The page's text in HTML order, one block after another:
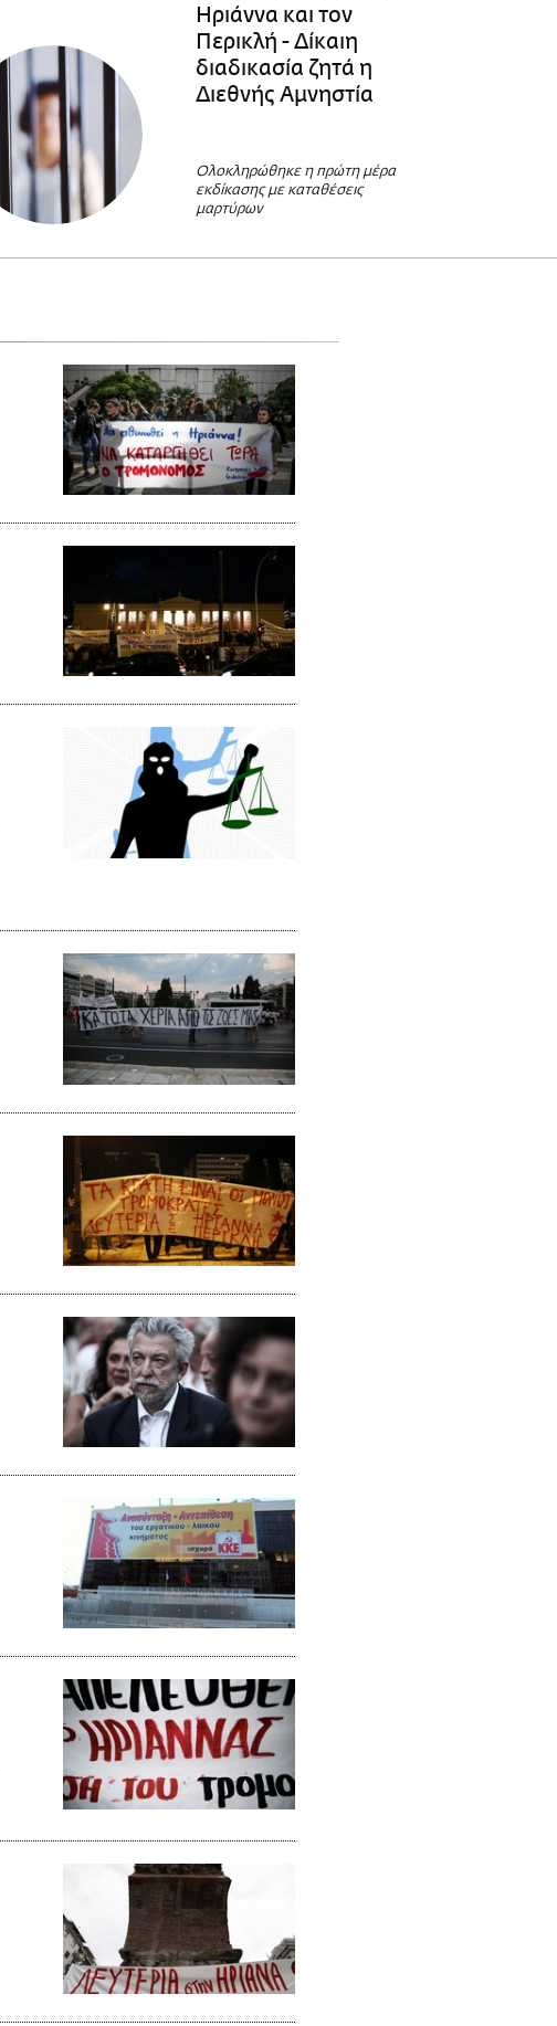
Ηριάννα και τον
Περικλή - Δίκαιη
διαδικασία ζητά η
Διεθνής Αμνηστία
Ολοκληρώθηκε η πρώτη μέρα
εκδίκασης με καταθέσεις
μαρτύρων